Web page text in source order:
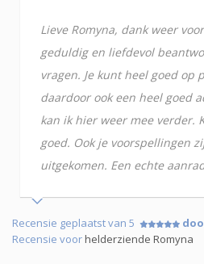
Lieve Romyna, dank weer
geduldig en liefdevol
vragen. Je kunt heel goed op
daardoor ook een heel goed
kan ik hier weer mee verder.
goed. Ook je voorspellingen
uitgekomen. Een echte
Recensie geplaatst van 5
Recensie voorhelderziende Romyna